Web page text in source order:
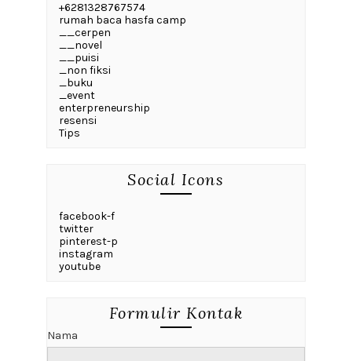
+6281328767574
rumah baca hasfa camp
__cerpen
__novel
__puisi
_non fiksi
_buku
_event
enterpreneurship
resensi
Tips
Social Icons
facebook-f
twitter
pinterest-p
instagram
youtube
Formulir Kontak
Nama